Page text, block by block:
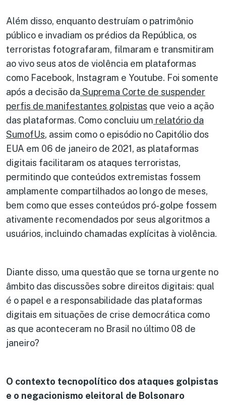
Além disso, enquanto destruíam o patrimônio
público e invadiam os prédios da República, os
terroristas fotografaram, filmaram e transmitiram
ao vivo seus atos de violência em plataformas
como Facebook, Instagram e Youtube. Foi somente
após a decisão da Suprema Corte de suspender
perfis de manifestantes golpistas que veio a ação
das plataformas. Como concluiu um relatório da
SumofUs, assim como o episódio no Capitólio dos
EUA em 06 de janeiro de 2021, as plataformas
digitais facilitaram os ataques terroristas,
permitindo que conteúdos extremistas fossem
amplamente compartilhados ao longo de meses,
bem como que esses conteúdos pró-golpe fossem
ativamente recomendados por seus algoritmos a
usuários, incluindo chamadas explícitas à violência.
Diante disso, uma questão que se torna urgente no
âmbito das discussões sobre direitos digitais: qual
é o papel e a responsabilidade das plataformas
digitais em situações de crise democrática como
as que aconteceram no Brasil no último 08 de
janeiro?
O contexto tecnopolítico dos ataques golpistas
e o negacionismo eleitoral de Bolsonaro